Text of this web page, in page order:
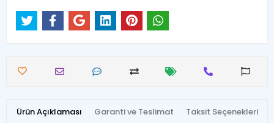
Ürün Açıklaması Garanti ve Teslimat Taksit Seçenekleri